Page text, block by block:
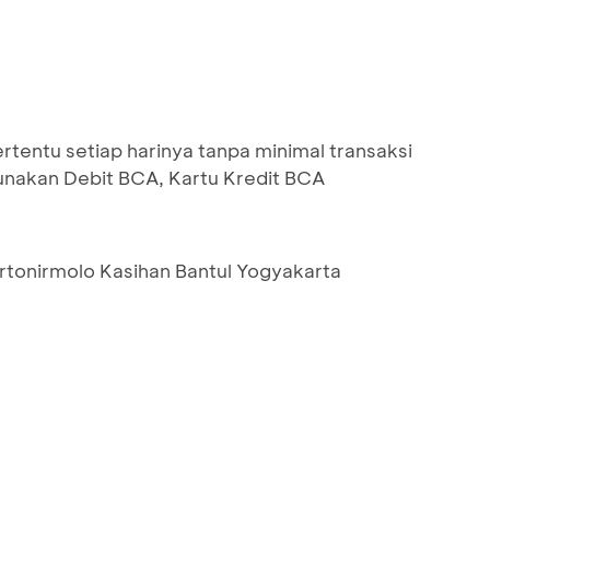
setiap harinya tanpa minimal transaksi
Debit BCA, Kartu Kredit BCA
Kasihan Bantul Yogyakarta